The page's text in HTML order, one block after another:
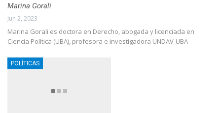
Marina Gorali
Jun 2, 2023
Marina Gorali es doctora en Derecho, abogada y licenciada en
Ciencia Política (UBA), profesora e investigadora UNDAV-UBA
POLÍTICAS